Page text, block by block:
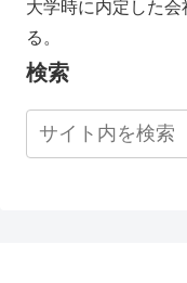
大学時に内定した
る。
検索